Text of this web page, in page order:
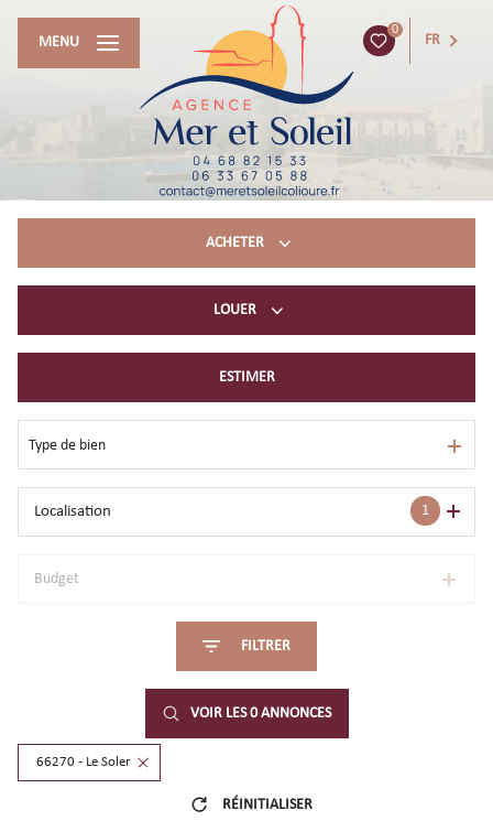
0
FR
MENU
ACHETER
LOUER
immobilier professionnel
ESTIMER
Type de bien
1
Localisation
Budget
FILTRER
VOIR LES0ANNONCES
66270 - Le Soler
RÉINITIALISER